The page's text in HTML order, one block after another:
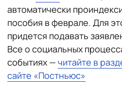
автоматически
пособия в феврале. Для
придется подавать
Все о социальных
событиях — читайте в
сайте «Постньюс»